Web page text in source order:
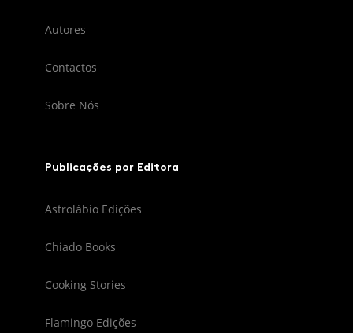
Autores
Contactos
Sobre Nós
Publicações por Editora
Astrolábio Edições
Chiado Books
Cooking Stories
Flamingo Edições